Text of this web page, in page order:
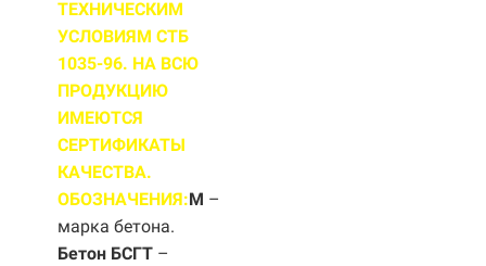
ТЕХНИЧЕСКИМ
УСЛОВИЯМ СТБ
1035-96. НА ВСЮ
ПРОДУКЦИЮ
ИМЕЮТСЯ
СЕРТИФИКАТЫ
КАЧЕСТВА.
ОБОЗНАЧЕНИЯ:М –
марка бетона.
Бетон БСГТ –